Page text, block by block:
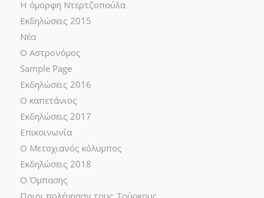
Η όμορφη Ντερτζοπούλα
Εκδηλώσεις 2015
Νέα
Ο Αστρονόμος
Sample Page
Εκδηλώσεις 2016
Ο καπετάνιος
Εκδηλώσεις 2017
Επικοινωνία
Ο Μετοχιανός κόλυμπος
Εκδηλώσεις 2018
Ο Όμπασης
Ποιοι πολέμησαν τους Τούρκους